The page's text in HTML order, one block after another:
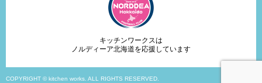
キッチンワークスは
ノルディーア北海道を応援しています
COPYRIGHT © kitchen works. ALL RIGHTS RESERVED.